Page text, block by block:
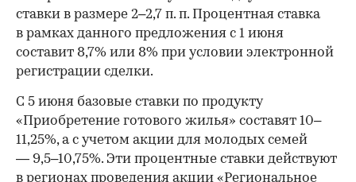
ставки в размере 2–2,7 п. п. Процентная ставка
в рамках данного предложения с 1 июня
составит 8,7% или 8% при условии электронной
регистрации сделки.
С 5 июня базовые ставки по продукту
«Приобретение готового жилья» составят 10–
11,25%, а с учетом акции для молодых семей
— 9,5–10,75%. Эти процентные ставки действуют
в регионах проведения акции «Региональное